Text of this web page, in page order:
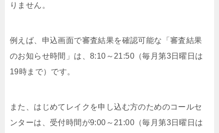
りません。
例えば、申込画面で審査結果を確認可能な「審査結果
のお知らせ時間」は、8:10～21:50（毎月第3日曜日は
19時まで）です。
また、はじめてレイクを申し込む方のためのコールセ
ンターは、受付時間が9:00～21:00（毎月第3日曜日は